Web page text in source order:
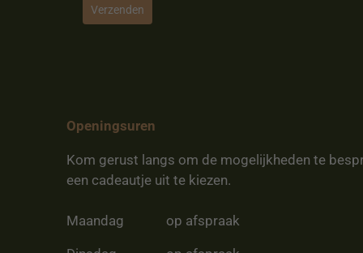
Verzenden
Openingsuren
Kom gerust langs om de mogelijkheden te
een cadeautje uit te kiezen.
Maandag op afspraak